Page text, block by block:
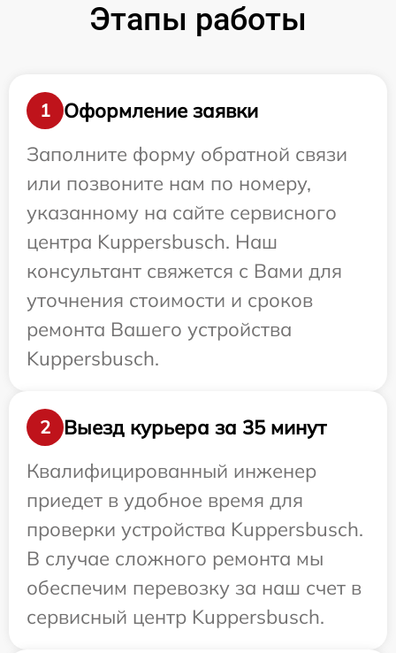
Этапы работы
1
Оформление заявки
Заполните форму обратной связи
или позвоните нам по номеру,
указанному на сайте сервисного
центра Kuppersbusch. Наш
консультант свяжется с Вами для
уточнения стоимости и сроков
ремонта Вашего устройства
Kuppersbusch.
2
Выезд курьера за 35 минут
Квалифицированный инженер
приедет в удобное время для
проверки устройства Kuppersbusch.
В случае сложного ремонта мы
обеспечим перевозку за наш счет в
сервисный центр Kuppersbusch.